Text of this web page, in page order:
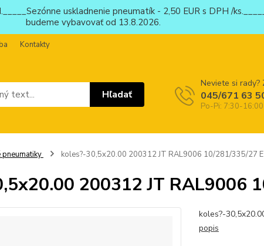
uskladnenie pneumatík - 2,50 EUR s DPH /
budeme vybavovať od 13.8.2026.
Kontakty
Hľadať
Neviete si rady?
045/671 63
Po-Pi: 7:30-
koles?-30,5x20.00 200312 JT RAL9006 10/281/335/27
200312 JT RAL9006
koles?-
popis